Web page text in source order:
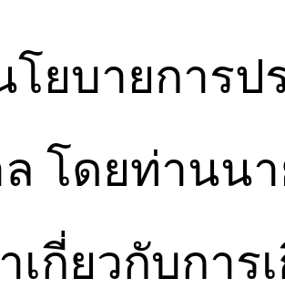
โยบายการ
โดยท่านน
กี่ยวกับการ